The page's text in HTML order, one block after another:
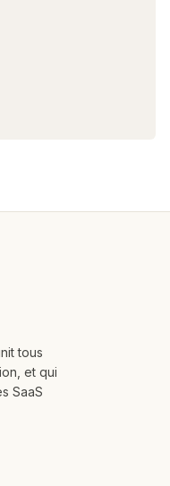
tous
et qui
SaaS